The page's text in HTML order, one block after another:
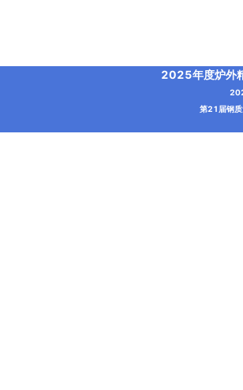
2025年度炉外
第21届钢质